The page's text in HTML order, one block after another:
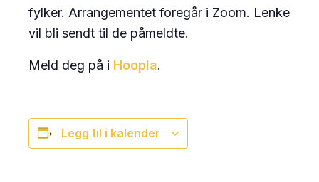
fylker. Arrangementet foregår i Zoom. Lenke
vil bli sendt til de påmeldte.
Meld deg på i Hoopla.
Legg til i kalender